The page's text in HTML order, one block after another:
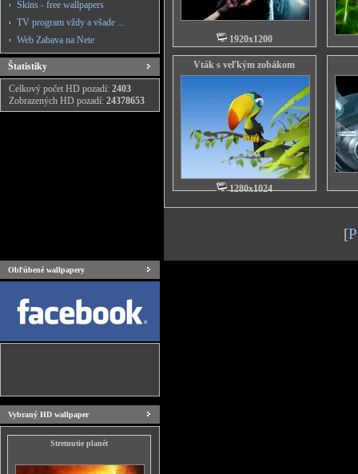
Skins - free wallpapers
TV program vždy a všade ...
Web Zabava na Nete
Štatistiky
Celkový počet HD pozadí: 2403
Zobrazených HD pozadí: 24378653
1920x1200
Vták s veľkým zobákom
1280x1024
[
Obľúbené wallpapery
Vybraný HD wallpaper
Stretnutie planét